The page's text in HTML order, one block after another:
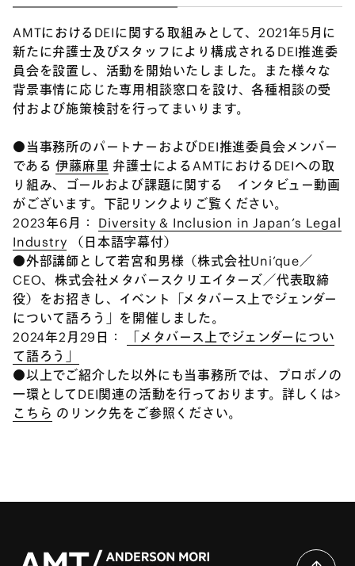
AMTにおけるDEIに関する取組みとして、2021年5月に
新たに弁護士及びスタッフにより構成されるDEI推進委
員会を設置し、活動を開始いたしました。また様々な
背景事情に応じた専用相談窓口を設け、各種相談の受
付および施策検討を行ってまいります。
●当事務所のパートナーおよびDEI推進委員会メンバー
である伊藤麻里 弁護士によるAMTにおけるDEIへの取
り組み、ゴールおよび課題に関する インタビュー動画
がございます。下記リンクよりご覧ください。
2023年6月： Diversity & Inclusion in Japan’s Legal
Industry （日本語字幕付）
●外部講師として若宮和男様（株式会社Uni’que／
CEO、株式会社メタバースクリエイターズ／代表取締
役）をお招きし、イベント「メタバース上でジェンダー
について語ろう」を開催しました。
2024年2月29日：
「メタバース上でジェンダーについ
て語ろう」
●以上でご紹介した以外にも当事務所では、プロボノの
一環としてDEI関連の活動を行っております。詳しくは>
こちら のリンク先をご参照ください。